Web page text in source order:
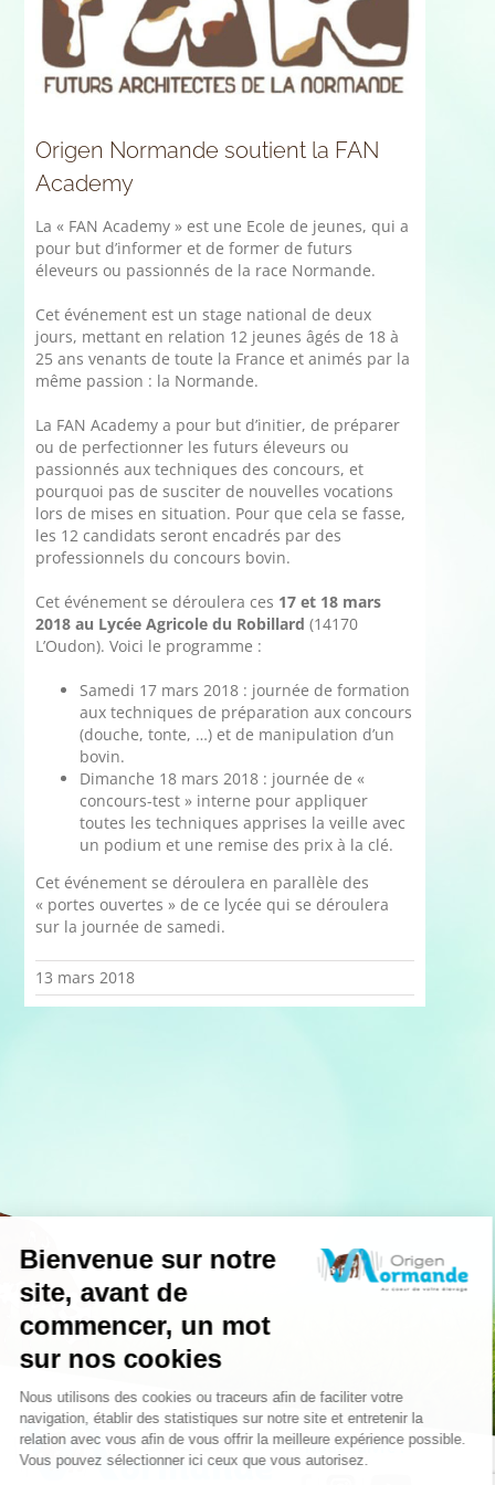
Origen Normande soutient la FAN
Academy
La « FAN Academy » est une Ecole de jeunes, qui a
pour but d’informer et de former de futurs
éleveurs ou passionnés de la race Normande.
Cet événement est un stage national de deux
jours, mettant en relation 12 jeunes âgés de 18 à
25 ans venants de toute la France et animés par la
même passion : la Normande.
La FAN Academy a pour but d’initier, de préparer
ou de perfectionner les futurs éleveurs ou
passionnés aux techniques des concours, et
pourquoi pas de susciter de nouvelles vocations
lors de mises en situation. Pour que cela se fasse,
les 12 candidats seront encadrés par des
professionnels du concours bovin.
Cet événement se déroulera ces 17 et 18 mars
2018 au Lycée Agricole du Robillard (14170
L’Oudon). Voici le programme :
Samedi 17 mars 2018 : journée de formation
aux techniques de préparation aux concours
(douche, tonte, …) et de manipulation d’un
bovin.
Dimanche 18 mars 2018 : journée de «
concours-test » interne pour appliquer
toutes les techniques apprises la veille avec
un podium et une remise des prix à la clé.
Cet événement se déroulera en parallèle des
« portes ouvertes » de ce lycée qui se déroulera
sur la journée de samedi.
13 mars 2018
Nous suivre :